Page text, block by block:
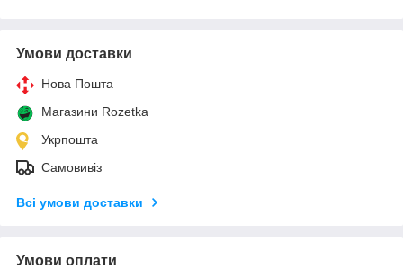
Умови доставки
Нова Пошта
Магазини Rozetka
Укрпошта
Самовивіз
Всі умови доставки
Умови оплати